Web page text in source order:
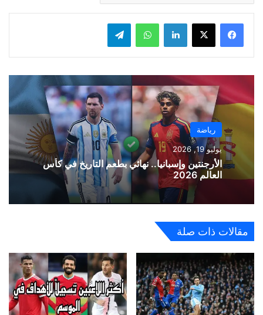
لينكدإن واتساب
رياضة
يوليو 19, 2026
الأرجنتين وإسبانيا.. نهائي بطعم التاريخ في كأس
العالم 2026
مقالات ذات صلة